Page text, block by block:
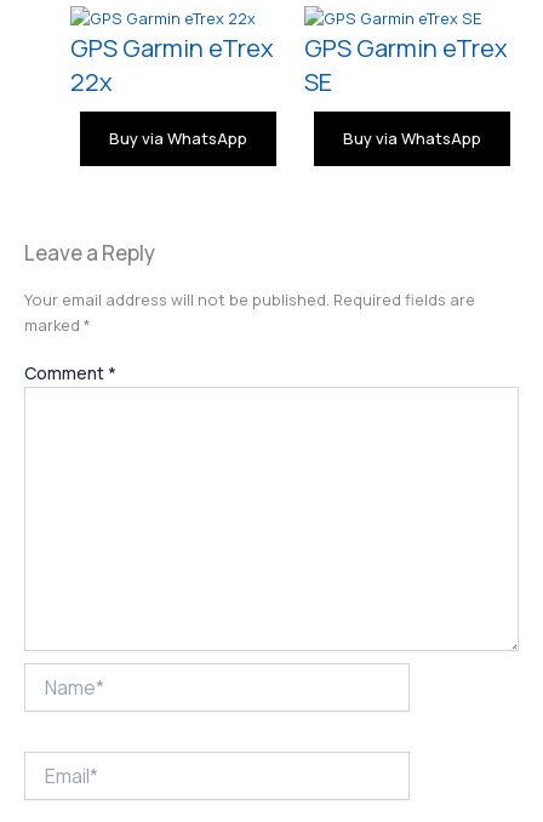
GPS Garmin eTrex
22x
Buy via WhatsApp
GPS Garmin eTrex
SE
Buy via WhatsApp
Leave a Reply
Your email address will not be published. Required fields are
marked *
Comment *